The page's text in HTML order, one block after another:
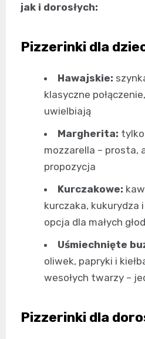
jak i dorosłych:
Pizzerinki dla
Hawajskie:
klasyczne
uwielbiają
Margherita:
mozzarella – prosta,
propozycja
Kurczakowe:
kurczaka, kukurydza
opcja dla małych
Uśmiechnięte
oliwek, papryki i
wesołych twarzy –
Pizzerinki dla